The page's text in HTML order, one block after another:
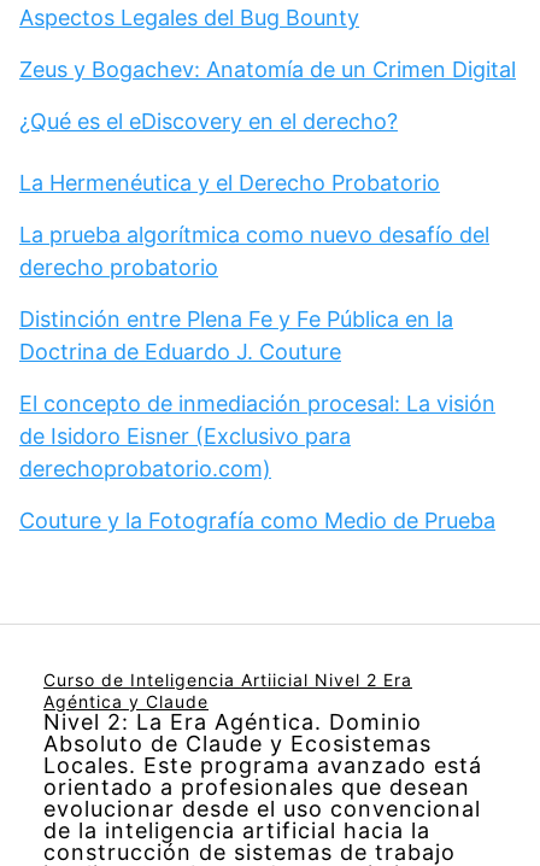
Aspectos Legales del Bug Bounty
Zeus y Bogachev: Anatomía de un Crimen Digital
¿Qué es el eDiscovery en el derecho?
La Hermenéutica y el Derecho Probatorio
La prueba algorítmica como nuevo desafío del
derecho probatorio
Distinción entre Plena Fe y Fe Pública en la
Doctrina de Eduardo J. Couture
El concepto de inmediación procesal: La visión
de Isidoro Eisner (Exclusivo para
derechoprobatorio.com)
Couture y la Fotografía como Medio de Prueba
Curso de Inteligencia Artiicial Nivel 2 Era
Agéntica y Claude
Nivel 2: La Era Agéntica. Dominio
Absoluto de Claude y Ecosistemas
Locales. Este programa avanzado está
orientado a profesionales que desean
evolucionar desde el uso convencional
de la inteligencia artificial hacia la
construcción de sistemas de trabajo